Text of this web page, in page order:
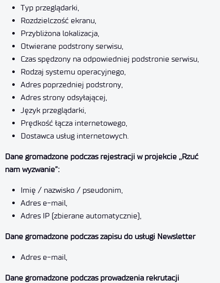
Typ przeglądarki,
Rozdzielczość ekranu,
Przybliżona lokalizacja,
Otwierane podstrony serwisu,
Czas spędzony na odpowiedniej podstronie serwisu,
Rodzaj systemu operacyjnego,
Adres poprzedniej podstrony,
Adres strony odsyłającej,
Język przeglądarki,
Prędkość łącza internetowego,
Dostawca usług internetowych.
Dane gromadzone podczas rejestracji w projekcie ,,Rzuć
nam wyzwanie”:
Imię / nazwisko / pseudonim,
Adres e-mail,
Adres IP (zbierane automatycznie),
Dane gromadzone podczas zapisu do usługi Newsletter
Adres e-mail,
Dane gromadzone podczas prowadzenia rekrutacji